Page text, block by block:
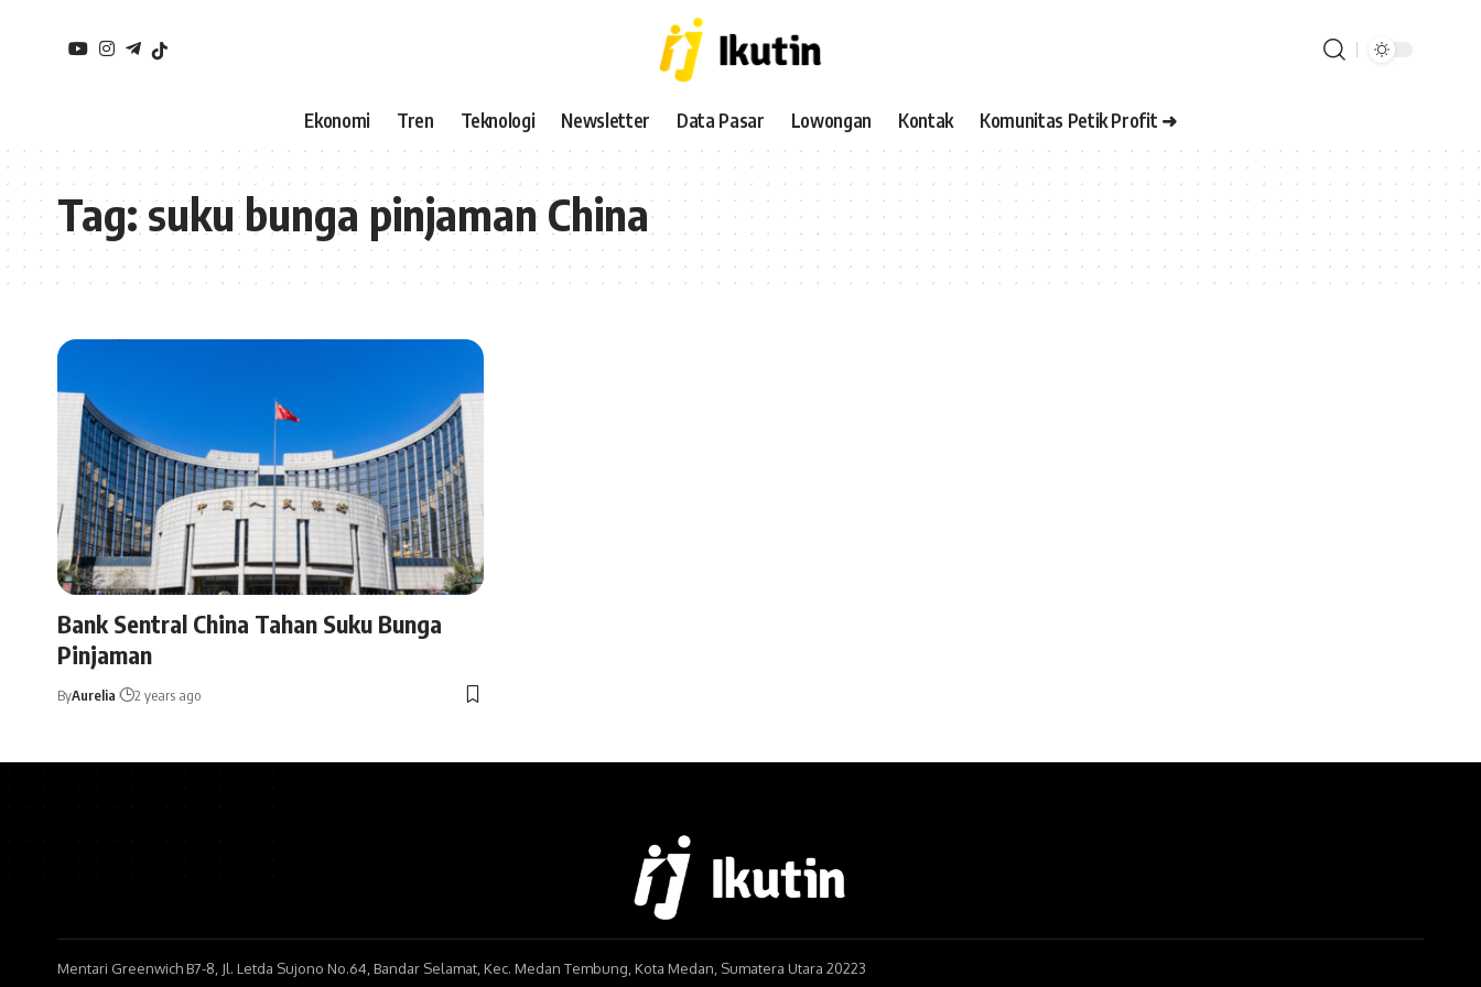
Ekonomi Tren Teknologi Newsletter Data Pasar Lowongan Kontak Komunitas Petik Profit ➜
Tag:suku bunga pinjaman China
Bank Sentral China Tahan Suku Bunga
Pinjaman
ByAurelia 2 years ago
Mentari Greenwich B7-8, Jl. Letda Sujono No.64, Bandar Selamat, Kec. Medan Tembung, Kota Medan, Sumatera Utara 20223